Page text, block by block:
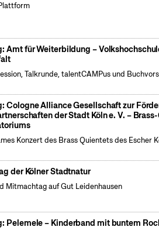
Amt für Weiterbildung –
Talkrunde, talentCAMPus und
Cologne Alliance Gesellschaft zur
der Stadt Köln e. V. –
Konzert des Brass Quientets des Escher
der Kölner Stadtnatur
Mitmachtag auf Gut Leidenhausen
Pelemele – Kinderband mit buntem